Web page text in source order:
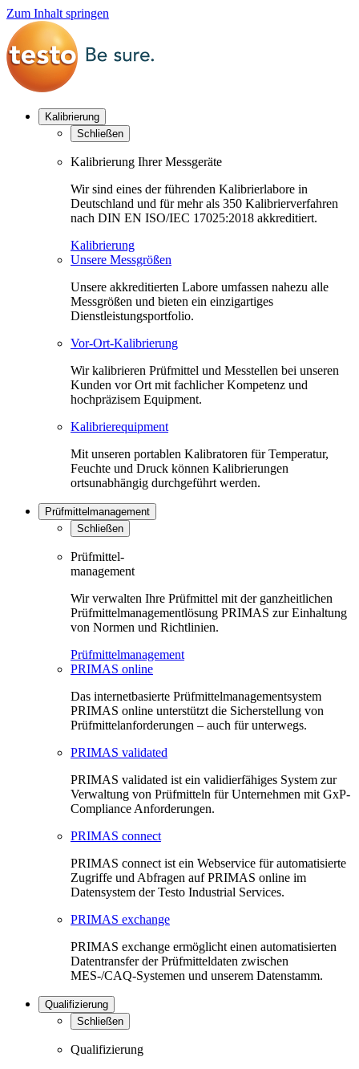
Zum Inhalt springen
Kalibrierung
Schließen
Kalibrierung Ihrer Messgeräte
Wir sind eines der führenden Kalibrierlabore in
Deutschland und für mehr als 350 Kalibrierverfahren
nach DIN EN ISO/IEC 17025:2018 akkreditiert.
Kalibrierung
Unsere Messgrößen
Unsere akkreditierten Labore umfassen nahezu alle
Messgrößen und bieten ein einzigartiges
Dienstleistungsportfolio.
Vor-Ort-Kalibrierung
Wir kalibrieren Prüfmittel und Messtellen bei unseren
Kunden vor Ort mit fachlicher Kompetenz und
hochpräzisem Equipment.
Kalibrierequipment
Mit unseren portablen Kalibratoren für Temperatur,
Feuchte und Druck können Kalibrierungen
ortsunabhängig durchgeführt werden.
Prüfmittelmanagement
Schließen
Prüfmittel-
management
Wir verwalten Ihre Prüfmittel mit der ganzheitlichen
Prüfmittelmanagementlösung PRIMAS zur Einhaltung
von Normen und Richtlinien.
Prüfmittelmanagement
PRIMAS online
Das internetbasierte Prüfmittelmanagementsystem
PRIMAS online unterstützt die Sicherstellung von
Prüfmittelanforderungen – auch für unterwegs.
PRIMAS validated
PRIMAS validated ist ein validierfähiges System zur
Verwaltung von Prüfmitteln für Unternehmen mit GxP-
Compliance Anforderungen.
PRIMAS connect
PRIMAS connect ist ein Webservice für automatisierte
Zugriffe und Abfragen auf PRIMAS online im
Datensystem der Testo Industrial Services.
PRIMAS exchange
PRIMAS exchange ermöglicht einen automatisierten
Datentransfer der Prüfmitteldaten zwischen
MES-/CAQ-Systemen und unserem Datenstamm.
Qualifizierung
Schließen
Qualifizierung